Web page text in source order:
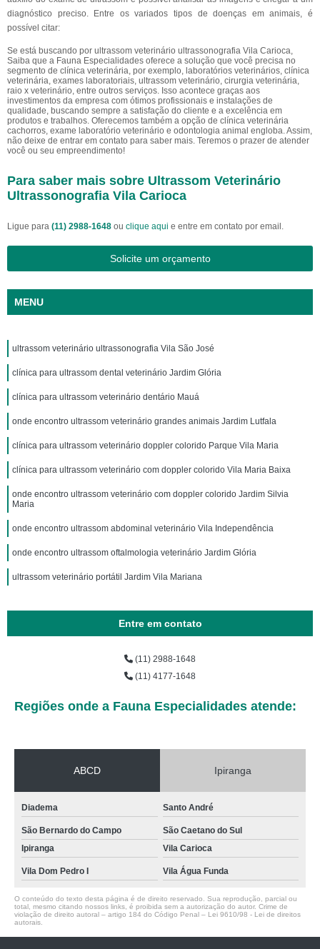
diagnóstico preciso. Entre os variados tipos de doenças em animais, é
possível citar:
Se está buscando por ultrassom veterinário ultrassonografia Vila Carioca,
Saiba que a Fauna Especialidades oferece a solução que você precisa no
segmento de clínica veterinária, por exemplo, laboratórios veterinários, clínica
veterinária, exames laboratoriais, ultrassom veterinário, cirurgia veterinária,
raio x veterinário, entre outros serviços. Isso acontece graças aos
investimentos da empresa com ótimos profissionais e instalações de
qualidade, buscando sempre a satisfação do cliente e a excelência em
produtos e trabalhos. Oferecemos também a opção de clínica veterinária
cachorros, exame laboratório veterinário e odontologia animal engloba. Assim,
não deixe de entrar em contato para saber mais. Teremos o prazer de atender
você ou seu empreendimento!
Para saber mais sobre Ultrassom Veterinário
Ultrassonografia Vila Carioca
Ligue para (11) 2988-1648 ou clique aqui e entre em contato por email.
Solicite um orçamento
MENU
ultrassom veterinário ultrassonografia Vila São José
clínica para ultrassom dental veterinário Jardim Glória
clínica para ultrassom veterinário dentário Mauá
onde encontro ultrassom veterinário grandes animais Jardim Lutfala
clínica para ultrassom veterinário doppler colorido Parque Vila Maria
clínica para ultrassom veterinário com doppler colorido Vila Maria Baixa
onde encontro ultrassom veterinário com doppler colorido Jardim Silvia
Maria
onde encontro ultrassom abdominal veterinário Vila Independência
onde encontro ultrassom oftalmologia veterinário Jardim Glória
ultrassom veterinário portátil Jardim Vila Mariana
Entre em contato
(11) 2988-1648
(11) 4177-1648
Regiões onde a Fauna Especialidades atende:
ABCD Ipiranga
Diadema Santo André
São Bernardo do Campo
São Caetano do Sul
Ipiranga
Vila Carioca
Vila Dom Pedro I Vila Água Funda
O conteúdo do texto desta página é de direito reservado. Sua reprodução, parcial ou
total, mesmo citando nossos links, é proibida sem a autorização do autor. Crime de
violação de direito autoral – artigo 184 do Código Penal – Lei 9610/98 - Lei de direitos
autorais